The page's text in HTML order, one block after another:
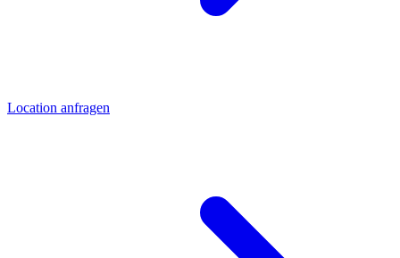
Location anfragen